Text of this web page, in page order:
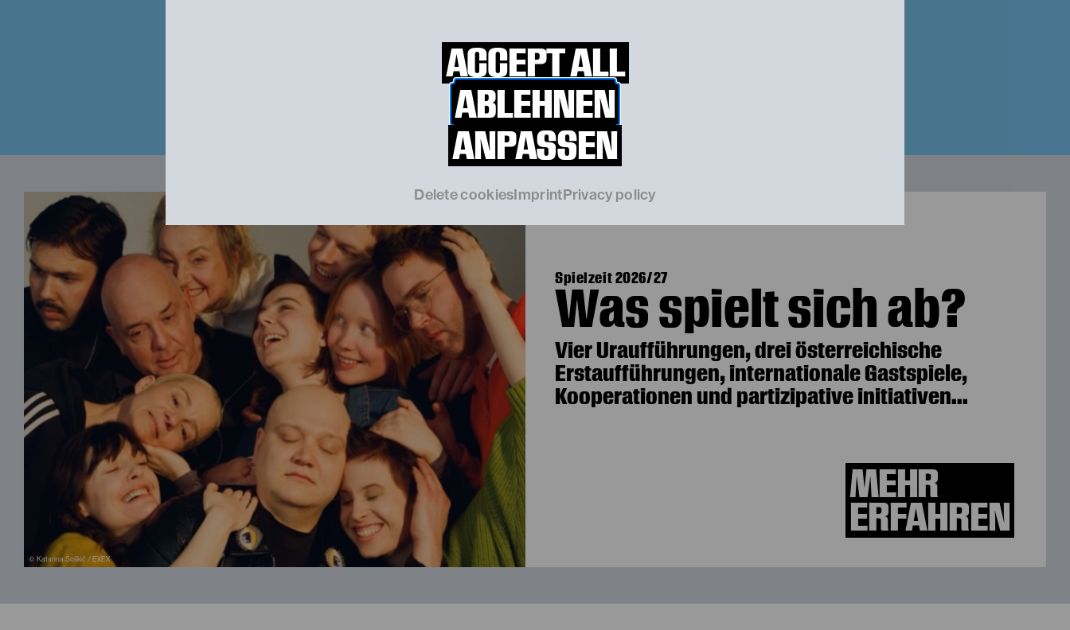
ACCEPT ALL
ABLEHNEN
ANPASSEN
Delete cookies Imprint Privacy policy
© Katarina Šoškić / EXEX
© Katarina Šoškić / EXEX
Spielzeit 2026/27
Was spielt sich ab?
Vier Uraufführungen, drei österreichische
Erstaufführungen, internationale Gastspiele,
Kooperationen und partizipative initiativen...
MEHR
ERFAHREN